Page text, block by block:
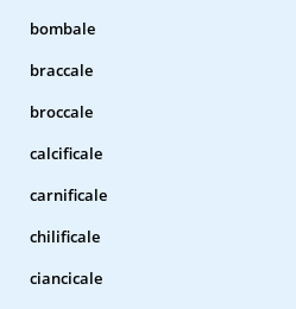
bombale
braccale
broccale
calcificale
carnificale
chilificale
ciancicale